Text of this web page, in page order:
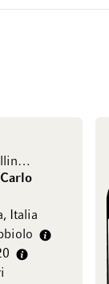
Sforzato Valtellina DOCG
Italia